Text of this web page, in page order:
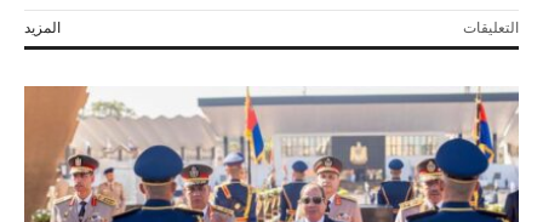
المزيد التعليقاتعلى
6
رئاسية
لدعم
العمال
«صنع
في